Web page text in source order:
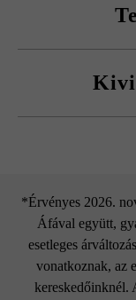
négy oldalán
*Érvényes 2026.
Áfával együtt,
esetleges
vonatkoznak, az
kereskedőinknél.